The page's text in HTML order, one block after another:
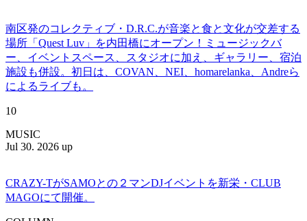
南区発のコレクティブ・D.R.C.が⾳楽と⾷と⽂化が交差する
場所「Quest Luv」を内田橋にオープン！ミュージックバ
ー、イベントスペース、スタジオに加え、ギャラリー、宿泊
施設も併設。初日は、COVAN、NEI、homarelanka、Andreら
によるライブも。
10
MUSIC
Jul 30. 2026 up
CRAZY-TがSAMOとの２マンDJイベントを新栄・CLUB
MAGOにて開催。